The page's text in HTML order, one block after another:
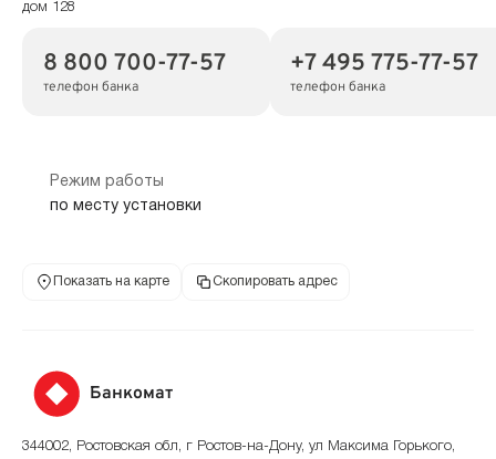
дом 128
8 800 700-77-57
телефон банка
+7 495 775-77-57
телефон банка
Режим работы
по месту установки
Показать на карте Скопировать адрес
Банкомат
344002, Ростовская обл, г Ростов-на-Дону, ул Максима Горького,